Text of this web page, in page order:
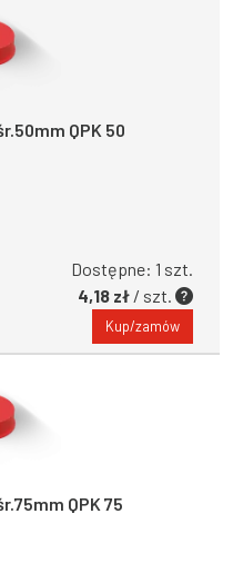
QPK 50
Dostępne: 1 szt.
4,18 zł / szt.
Kup/zamów
QPK 75